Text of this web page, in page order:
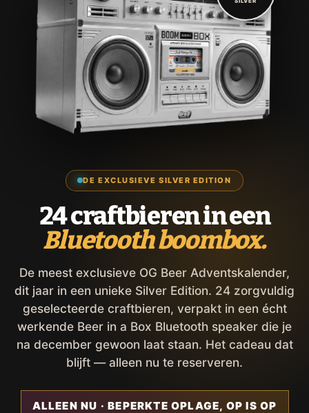
DE EXCLUSIEVE SILVER EDITION
24 craftbieren in een
Bluetooth boombox.
De meest exclusieve OG Beer Adventskalender,
dit jaar in een unieke Silver Edition. 24 zorgvuldig
geselecteerde craftbieren, verpakt in een écht
werkende Beer in a Box Bluetooth speaker die je
na december gewoon laat staan. Het cadeau dat
blijft — alleen nu te reserveren.
ALLEEN NU · BEPERKTE OPLAGE, OP IS OP